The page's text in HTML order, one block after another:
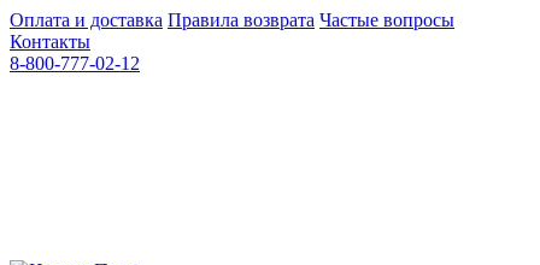
Оплата и доставка Правила возврата Частые вопросы
Контакты
8-800-777-02-12